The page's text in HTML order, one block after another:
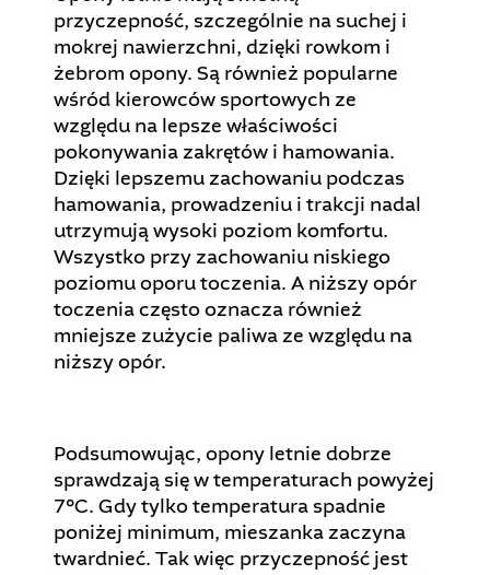
przyczepność, szczególnie na suchej i
mokrej nawierzchni, dzięki rowkom i
żebrom opony. Są również popularne
wśród kierowców sportowych ze
względu na lepsze właściwości
pokonywania zakrętów i hamowania.
Dzięki lepszemu zachowaniu podczas
hamowania, prowadzeniu i trakcji nadal
utrzymują wysoki poziom komfortu.
Wszystko przy zachowaniu niskiego
poziomu oporu toczenia. A niższy opór
toczenia często oznacza również
mniejsze zużycie paliwa ze względu na
niższy opór.
Podsumowując, opony letnie dobrze
sprawdzają się w temperaturach powyżej
7°C. Gdy tylko temperatura spadnie
poniżej minimum, mieszanka zaczyna
twardnieć. Tak więc przyczepność jest